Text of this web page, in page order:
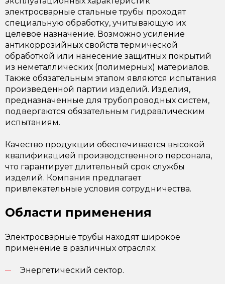
электросварные стальные трубы проходят
специальную обработку, учитывающую их
целевое назначение. Возможно усиление
антикоррозийных свойств термической
обработкой или нанесение защитных покрытий
из неметаллических (полимерных) материалов.
Также обязательным этапом являются испытания
произведенной партии изделий. Изделия,
предназначенные для трубопроводных систем,
подвергаются обязательным гидравлическим
испытаниям.
Качество продукции обеспечивается высокой
квалификацией производственного персонала,
что гарантирует длительный срок службы
изделий. Компания предлагает
привлекательные условия сотрудничества.
Области применения
Электросварные трубы находят широкое
применение в различных отраслях:
Энергетический сектор.